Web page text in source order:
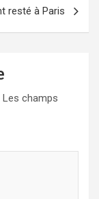
resté à Paris
Les champs